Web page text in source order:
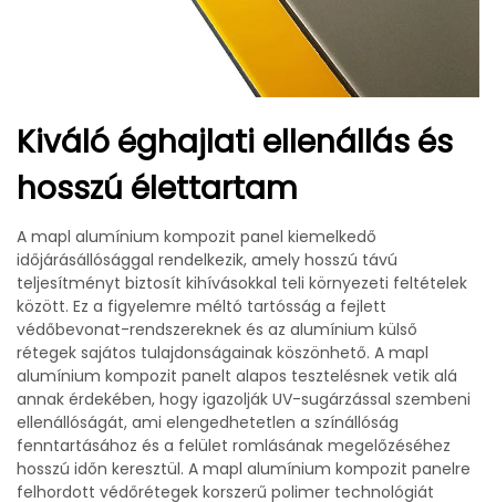
Kiváló éghajlati ellenállás és
hosszú élettartam
A mapl alumínium kompozit panel kiemelkedő
időjárásállósággal rendelkezik, amely hosszú távú
teljesítményt biztosít kihívásokkal teli környezeti feltételek
között. Ez a figyelemre méltó tartósság a fejlett
védőbevonat-rendszereknek és az alumínium külső
rétegek sajátos tulajdonságainak köszönhető. A mapl
alumínium kompozit panelt alapos tesztelésnek vetik alá
annak érdekében, hogy igazolják UV-sugárzással szembeni
ellenállóságát, ami elengedhetetlen a színállóság
fenntartásához és a felület romlásának megelőzéséhez
hosszú időn keresztül. A mapl alumínium kompozit panelre
felhordott védőrétegek korszerű polimer technológiát